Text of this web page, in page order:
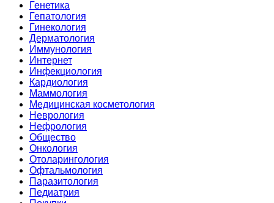
Генетика
Гепатология
Гинекология
Дерматология
Иммунология
Интернет
Инфекциология
Кардиология
Маммология
Медицинская косметология
Неврология
Нефрология
Общество
Онкология
Отоларингология
Офтальмология
Паразитология
Педиатрия